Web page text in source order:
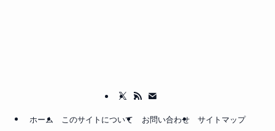
ホーム このサイトについて お問い合わせ サイトマップ